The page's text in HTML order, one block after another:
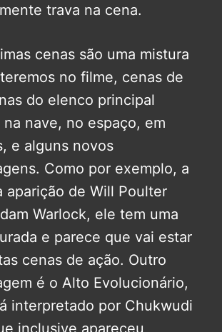
trava na cena.
cenas são uma mistura
no filme, cenas de
do elenco principal
nave, no espaço, em
e alguns novos
Como por exemplo, a
aparição de Will Poulter
Warlock, ele tem uma
e parece que vai estar
cenas de ação. Outro
é o Alto Evolucionário,
interpretado por Chukwudi
inclusive apareceu